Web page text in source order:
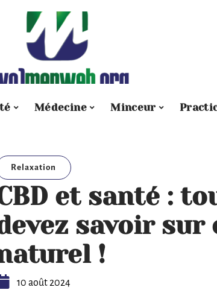
Médecine Minceur
Relaxation
et santé :
savoir sur
!
10 août 2024